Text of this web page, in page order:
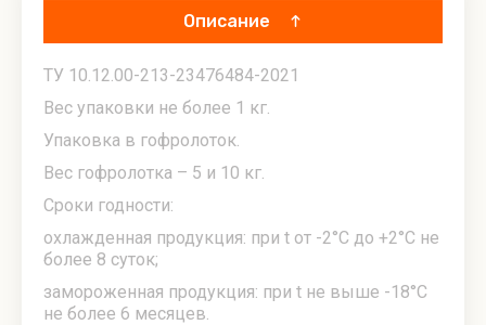
Описание
ТУ 10.12.00-213-23476484-2021
Вес упаковки не более 1 кг.
Упаковка в гофролоток.
Вес гофролотка – 5 и 10 кг.
Сроки годности:
охлажденная продукция: при t от -2°С до +2°С не
более 8 суток;
замороженная продукция: при t не выше -18°С
не более 6 месяцев.